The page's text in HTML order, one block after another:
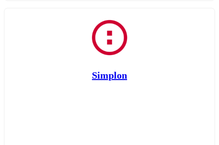
Simplon